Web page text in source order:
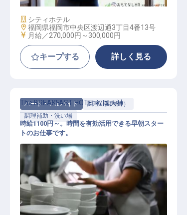
施設業態
シティホテル
勤務地
福岡県福岡市中央区渡辺通3丁目4番13号
給与
月給／270,000円～ 300,000円
キープする 詳しく見る
パート・アルバイト
調理（調理師）
調理補助・洗い場
The BREAKFAST HOTEL福岡天神
時給1100円～。時間を有効活用できる早朝スター
トのお仕事です。